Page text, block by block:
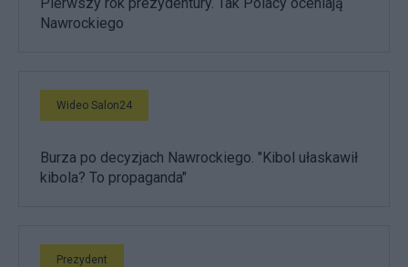
Nawrockiego
Wideo Salon24
Burza po decyzjach Nawrockiego. "Kibol ułaskawił
kibola? To propaganda"
Prezydent